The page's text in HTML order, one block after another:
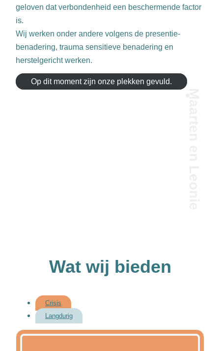
geloven dat verbondenheid een beschermende factor
is.
Wij werken onder andere volgens de presentie-
benadering, trauma sensitieve benadering en
herstelgericht werken.
Op dit moment zijn onze plekken gevuld.
Wat wij bieden
Crisis
Langdurig